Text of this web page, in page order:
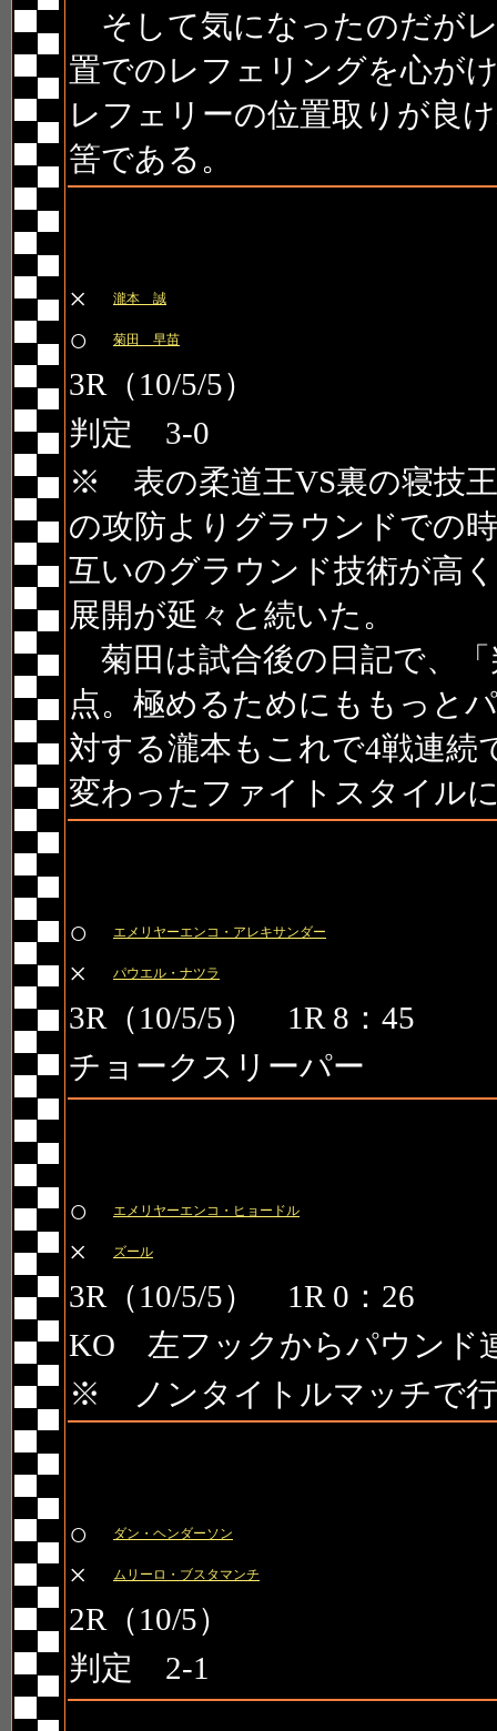
そして気になったのだが
置でのレフェリングを心が
レフェリーの位置取りが良
筈である。
×
瀧本 誠
○ 菊田 早苗
3R（10/5/5）
判定 3-0
※ 表の柔道王VS裏の寝技
の攻防よりグラウンドでの
互いのグラウンド技術が高
展開が延々と続いた。
菊田は試合後の日記で、「
点。極めるためにももっと
対する瀧本もこれで4戦連続
変わったファイトスタイル
○
エメリヤーエンコ・アレキサンダー
× パウエル・ナツラ
3R（10/5/5） 1R 8：45
チョークスリーパー
○
エメリヤーエンコ・ヒョードル
× ズール
3R（10/5/5） 1R 0：26
KO 左フックからパウンド
※ ノンタイトルマッチで
○
ダン・ヘンダーソン
× ムリーロ・ブスタマンチ
2R（10/5）
判定 2-1